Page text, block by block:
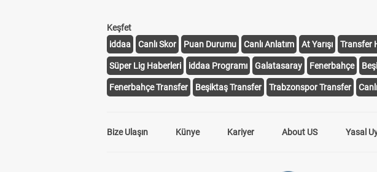
Keşfet
iddaa
Canlı Skor Puan Durumu Canlı Anlatım At Yarışı Transfer
Süper Lig Haberleri iddaa Programı Galatasaray Fenerbahçe
Fenerbahçe Transfer Beşiktaş Transfer Trabzonspor Transfer
Bize Ulaşın Künye Kariyer About US Yasal